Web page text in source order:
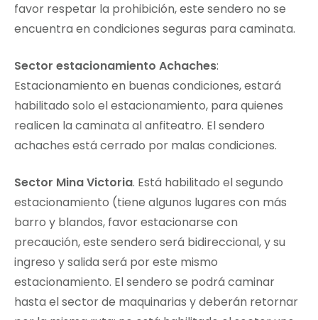
favor respetar la prohibición, este sendero no se
encuentra en condiciones seguras para caminata.
Sector estacionamiento Achaches:
Estacionamiento en buenas condiciones, estará
habilitado solo el estacionamiento, para quienes
realicen la caminata al anfiteatro. El sendero
achaches está cerrado por malas condiciones.
Sector Mina Victoria. Está habilitado el segundo
estacionamiento (tiene algunos lugares con más
barro y blandos, favor estacionarse con
precaución, este sendero será bidireccional, y su
ingreso y salida será por este mismo
estacionamiento. El sendero se podrá caminar
hasta el sector de maquinarias y deberán retornar